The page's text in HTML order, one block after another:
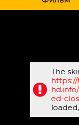
The
ed-